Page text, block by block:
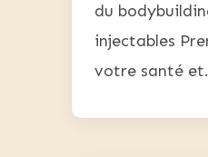
du
injectables
votre santé